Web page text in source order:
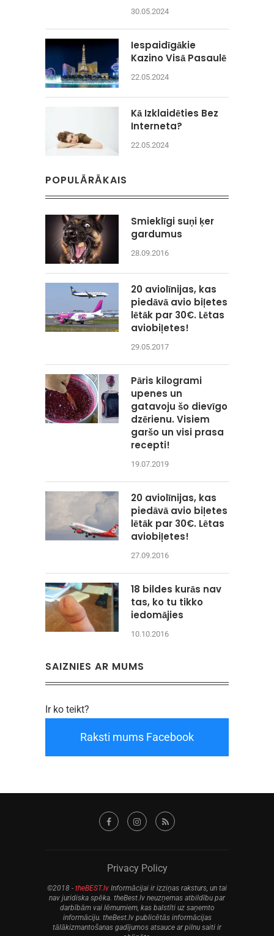
30.05.2024
Iespaidīgākie
Kazino Visā Pasaulē
22.05.2024
Kā Izklaidēties Bez
Interneta?
22.05.2024
POPULĀRĀKAIS
Smieklīgi suņi ķer
gardumus
28.09.2016
20 aviolīnijas, kas
piedāvā avio biļetes
lētāk par 30€. Lētas
aviobiļetes!
29.05.2017
Pāris kilogrami
upenes un
gatavoju šo dievīgo
dzērienu. Visiem
garšo un visi prasa
recepti!
19.07.2019
20 aviolīnijas, kas
piedāvā avio biļetes
lētāk par 30€. Lētas
aviobiļetes!
27.09.2016
18 bildes kurās nav
tas, ko tu tikko
iedomājies
10.10.2016
SAIZNIES AR MUMS
Ir ko teikt?
Raksti mums Facebook
Privacy Policy
©2018 - theBEST.lv Informācijai ir izziņas raksturs, un tai
nav juridiska spēka. theBest.lv neuzņemas atbildību par
darbībām vai lēmumiem, kas balstīti uz saņemto
informāciju. theBest.lv publicētās informācijas
tālākizmantošanas gadījumos atsauce ar pilnu saiti ir